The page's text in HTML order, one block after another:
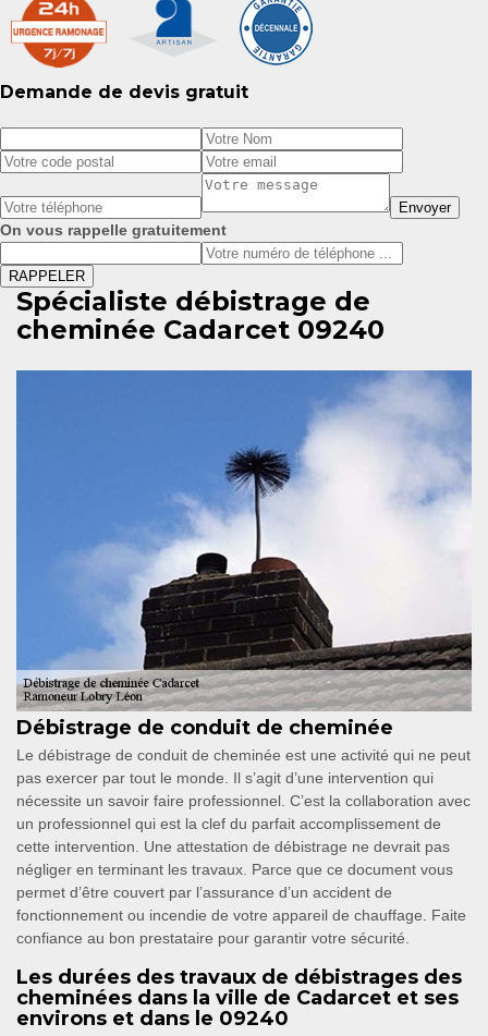
Demande de devis gratuit
On vous rappelle gratuitement
Spécialiste débistrage de
cheminée Cadarcet 09240
Débistrage de conduit de cheminée
Le débistrage de conduit de cheminée est une activité qui ne peut
pas exercer par tout le monde. Il s’agit d’une intervention qui
nécessite un savoir faire professionnel. C’est la collaboration avec
un professionnel qui est la clef du parfait accomplissement de
cette intervention. Une attestation de débistrage ne devrait pas
négliger en terminant les travaux. Parce que ce document vous
permet d’être couvert par l’assurance d’un accident de
fonctionnement ou incendie de votre appareil de chauffage. Faite
confiance au bon prestataire pour garantir votre sécurité.
Les durées des travaux de débistrages des
cheminées dans la ville de Cadarcet et ses
environs et dans le 09240